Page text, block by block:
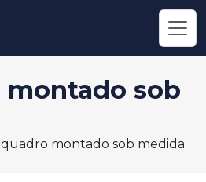
sob
montado sob medida